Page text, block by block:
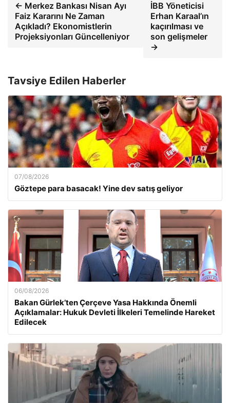
← Merkez Bankası Nisan Ayı
Faiz Kararını Ne Zaman
Açıkladı? Ekonomistlerin
Projeksiyonları Güncelleniyor
İBB Yöneticisi
Erhan Karaal’ın
kaçırılması ve
son gelişmeler
→
Tavsiye Edilen Haberler
07/08/2026
Göztepe para basacak! Yine dev satış geliyor
06/08/2026
Bakan Gürlek’ten Çerçeve Yasa Hakkında Önemli
Açıklamalar: Hukuk Devleti İlkeleri Temelinde Hareket
Edilecek